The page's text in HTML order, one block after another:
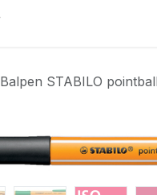
Balpen STABILO